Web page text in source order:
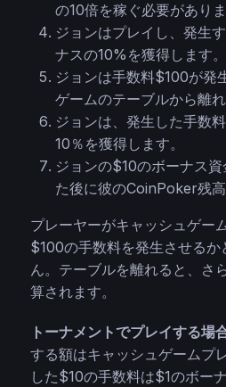
の10倍を稼ぐ必要がありま
ジョンはプレイし、発生
ナスの10%を獲得します。
ジョンは手数料$100が発
ゲームのテーブルから離れ
ジョンは、発生した手数
10％を獲得します。
ジョンの$10のボーナス
た後に彼のCoinPoker残高
プレーヤーがキャッシュゲー
$100の手数料を発生させる
ん。テーブルを離れると、さ
算されます。
トーナメントでプレイする場
する額はキャッシュゲームプ
した$10の手数料は$1のボー